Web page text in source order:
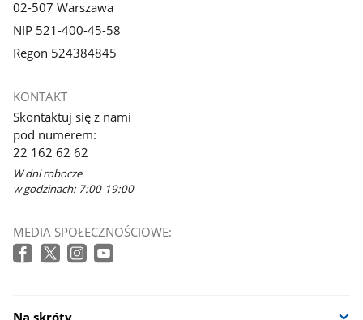
02-507 Warszawa
NIP 521-400-45-58
Regon 524384845
KONTAKT
Skontaktuj się z nami
pod numerem:
22 162 62 62
W dni robocze
w godzinach: 7:00-19:00
MEDIA SPOŁECZNOŚCIOWE:
Na skróty